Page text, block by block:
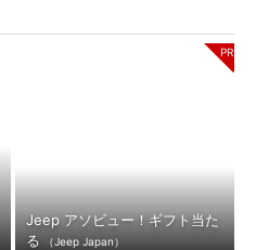
Jeep アソビュー！ギフト当た
る
（Jeep Japan）